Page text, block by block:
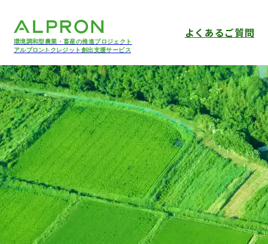
環境調和型農業・畜産の推進プロジェクト
アルプロンJ-クレジット創出支援サービス
よくあるご質問